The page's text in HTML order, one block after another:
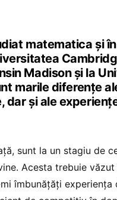
matematica și
Madison și la
marile diferențe
dar și ale
sunt la un stagiu de
Acesta trebuie
îmbunățăți